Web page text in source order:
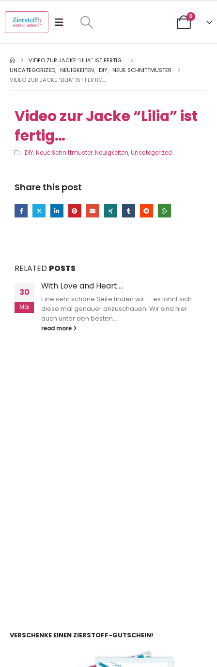
0
VIDEO ZUR JACKE “LILIA” IST FERTIG…
UNCATEGORIZED, NEUIGKEITEN, DIY, NEUE SCHNITTMUSTER
VIDEO ZUR JACKE “LILIA” IST FERTIG…
Video zur Jacke “Lilia” ist
fertig…
DIY,Neue Schnittmuster,Neuigkeiten,Uncategorized
Share this post
RELATED POSTS
30
Mai
With Love and Heart….
Eine sehr schöne Seite finden wir..... es lohnt sich
diese mal genauer anzuschauen. Wir sind hier
auch unter den besten...
read more
VERSCHENKE EINEN ZIERSTOFF-GUTSCHEIN!